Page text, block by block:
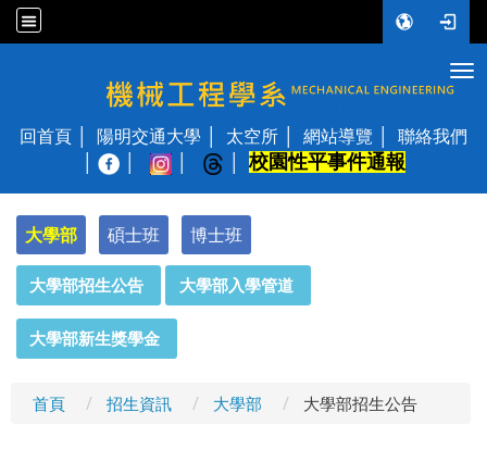
國立陽明交通大學 機械工程學系
回首頁 陽明交通大學 太空所 網站導覽
聯絡我們
校園性平事件通報
大學部 碩士班
博士班
大學部招生公告 大學部入學管道
大學部新生獎學金
首頁 招生資訊 大學部 大學部招生公告